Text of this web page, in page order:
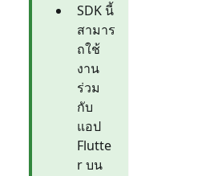
SDK นี้
สามาร
ถใช้
งาน
ร่วม
กับ
แอป
Flutte
r บน